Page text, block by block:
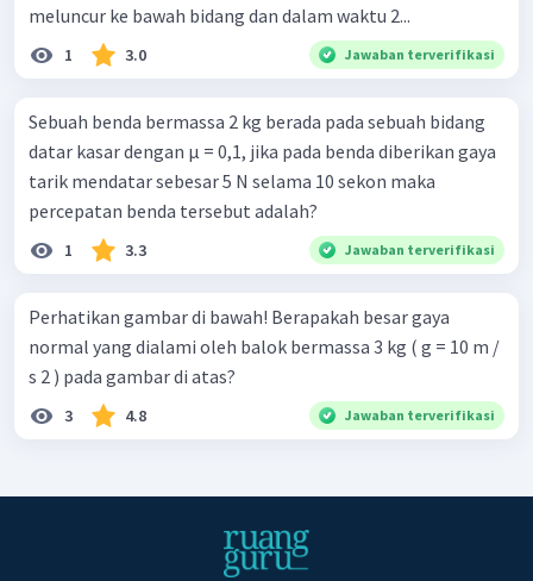
meluncur ke bawah bidang dan dalam waktu 2...
1 3.0 Jawaban terverifikasi
Sebuah benda bermassa 2 kg berada pada sebuah bidang
datar kasar dengan µ = 0,1, jika pada benda diberikan gaya
tarik mendatar sebesar 5 N selama 10 sekon maka
percepatan benda tersebut adalah?
1 3.3 Jawaban terverifikasi
Perhatikan gambar di bawah! Berapakah besar gaya
normal yang dialami oleh balok bermassa 3 kg ( g = 10 m /
s 2 ) pada gambar di atas?
3 4.8 Jawaban terverifikasi